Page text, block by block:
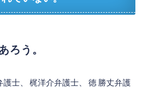
ろう。
士、 梶洋介弁護士、 徳 勝丈弁護